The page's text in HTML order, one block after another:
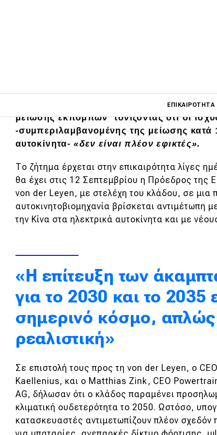
ΕΠΙΚΑΙΡΌΤΗΤΑ
Main navigation
Νέα μοντέλα
Πρωτότυπα
Ελλάδα
Ασφάλεια
Απόψεις
Test Drive
Δοκιμή
Αποστολή
Συγκρίνουμε
Οι ευρωπαϊκές αυτοκινητοβιομηχανίες
ζητούν από την Ευρωπαϊκή Ένωση να
μείωσης εκπομπών τονίζοντας ότι οι
-συμπεριλαμβανομένης της μείωσης κατά
αυτοκίνητα-«δεν είναι πλέον εφικτές».
Το ζήτημα έρχεται στην επικαιρότητα λίγες
θα έχει στις 12 Σεπτεμβρίου η Πρόεδρος της
von der Leyen, με στελέχη του κλάδου, σε μια
αυτοκινητοβιομηχανία βρίσκεται αντιμέτωπη
την Κίνα στα ηλεκτρικά αυτοκίνητα και με
«Η επίτευξη των
για το 2030 και το 2035
σημερινό κόσμο,
ρεαλιστική»
Σε επιστολή τους προς τη von der Leyen, ο
Kaellenius, και ο Matthias Zink, CEO
AG, δήλωσαν ότι ο κλάδος παραμένει
κλιματική ουδετερότητα το 2050. Ωστόσο,
κατασκευαστές αντιμετωπίζουν πλέον